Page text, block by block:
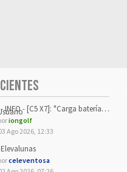
- INFO - [C5 X7]: "Carga batería o alimentación eléctri...
iongolf
Ago 2026, 12:33
Elevalunas
celeventosa